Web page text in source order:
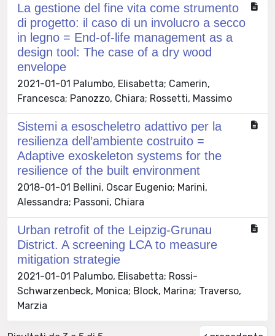
La gestione del fine vita come strumento
di progetto: il caso di un involucro a secco
in legno = End-of-life management as a
design tool: The case of a dry wood
envelope
2021-01-01 Palumbo, Elisabetta; Camerin,
Francesca; Panozzo, Chiara; Rossetti, Massimo
Sistemi a esoscheletro adattivo per la
resilienza dell’ambiente costruito =
Adaptive exoskeleton systems for the
resilience of the built environment
2018-01-01 Bellini, Oscar Eugenio; Marini,
Alessandra; Passoni, Chiara
Urban retrofit of the Leipzig-Grunau
District. A screening LCA to measure
mitigation strategie
2021-01-01 Palumbo, Elisabetta; Rossi-
Schwarzenbeck, Monica; Block, Marina; Traverso,
Marzia